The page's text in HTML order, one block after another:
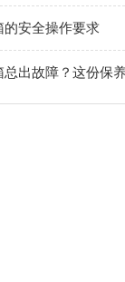
安全操作要求